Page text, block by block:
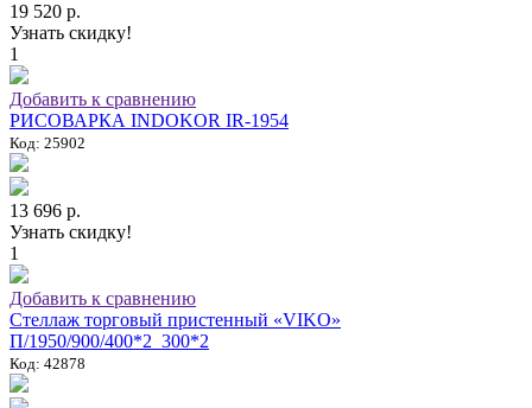
19 520 р.
Узнать скидку!
1
Добавить к сравнению
РИСОВАРКА INDOKOR IR-1954
Код: 25902
13 696 р.
Узнать скидку!
1
Добавить к сравнению
Стеллаж торговый пристенный «VIKO»
П/1950/900/400*2_300*2
Код: 42878